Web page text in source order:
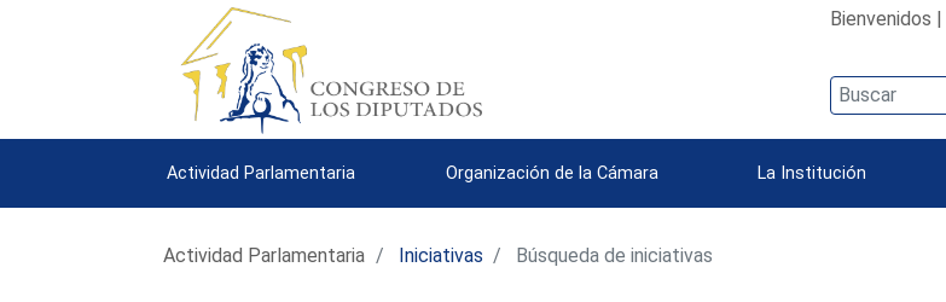
Bienvenidos |
Actividad Parlamentaria Organización de la Cámara La Institución
Actividad Parlamentaria Iniciativas Búsqueda de iniciativas